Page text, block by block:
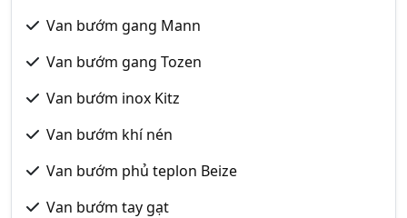
Van bướm gang Mann
Van bướm gang Tozen
Van bướm inox Kitz
Van bướm khí nén
Van bướm phủ teplon Beize
Van bướm tay gạt